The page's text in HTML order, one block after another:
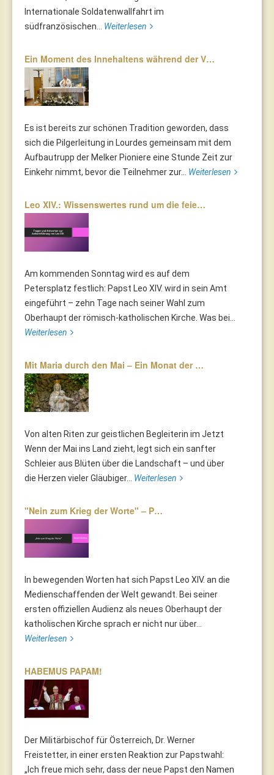
Internationale Soldatenwallfahrt im
südfranzösischen... Weiterlesen
Ein Moment des Innehaltens während der V…
Es ist bereits zur schönen Tradition geworden, dass
sich die Pilgerleitung in Lourdes gemeinsam mit dem
Aufbautrupp der Melker Pioniere eine Stunde Zeit zur
Einkehr nimmt, bevor die Teilnehmer zur... Weiterlesen
Leo XIV.: Wissenswertes rund um die feie…
Am kommenden Sonntag wird es auf dem
Petersplatz festlich: Papst Leo XIV. wird in sein Amt
eingeführt – zehn Tage nach seiner Wahl zum
Oberhaupt der römisch-katholischen Kirche. Was bei...
Weiterlesen
Mit Maria durch den Mai – Ein Monat der …
Von alten Riten zur geistlichen Begleiterin im Jetzt
Wenn der Mai ins Land zieht, legt sich ein sanfter
Schleier aus Blüten über die Landschaft – und über
die Herzen vieler Gläubiger... Weiterlesen
"Nein zum Krieg der Worte" – P…
In bewegenden Worten hat sich Papst Leo XIV. an die
Medienschaffenden der Welt gewandt. Bei seiner
ersten offiziellen Audienz als neues Oberhaupt der
katholischen Kirche sprach er nicht nur über...
Weiterlesen
HABEMUS PAPAM!
Der Militärbischof für Österreich, Dr. Werner
Freistetter, in einer ersten Reaktion zur Papstwahl:
„Ich freue mich sehr, dass der neue Papst den Namen